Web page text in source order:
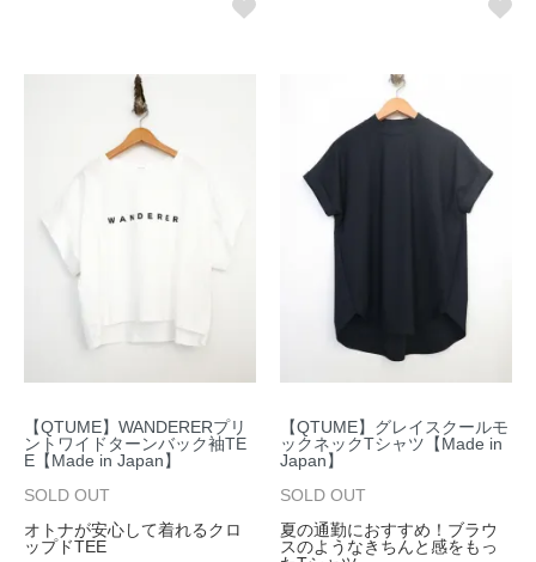
【QTUME】WANDERERプリ
ントワイドターンバック袖TE
E【Made in Japan】
SOLD OUT
オトナが安心して着れるクロ
ップドTEE
【QTUME】グレイスクールモ
ックネックTシャツ【Made in
Japan】
SOLD OUT
夏の通勤におすすめ！ブラウ
スのようなきちんと感をもっ